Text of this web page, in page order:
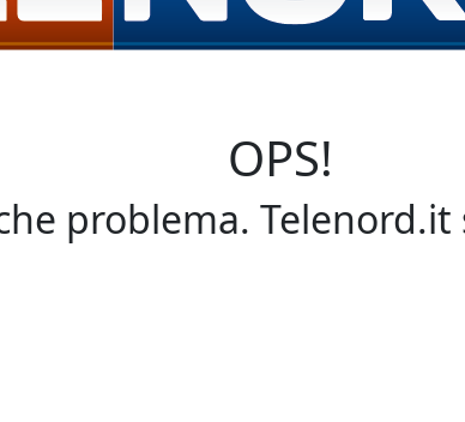
OPS!
problema. Telenord.it